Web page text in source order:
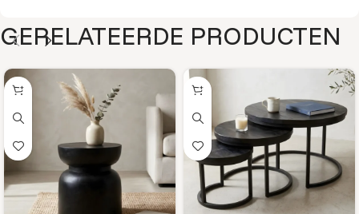
GERELATEERDE PRODUCTEN